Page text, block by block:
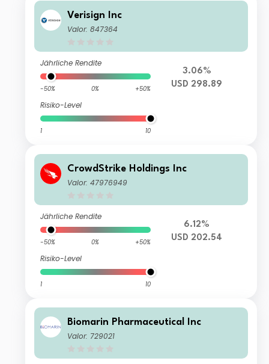
Verisign Inc
Valor: 847364
Jährliche Rendite
-50% 0% +50%
Risiko-Level
1 10
3.06%
USD 298.89
CrowdStrike Holdings Inc
Valor: 47976949
Jährliche Rendite
-50% 0% +50%
Risiko-Level
1 10
6.12%
USD 202.54
Biomarin Pharmaceutical Inc
Valor: 729021